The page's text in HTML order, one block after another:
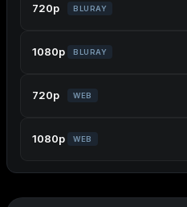
720p BLURAY
1080p BLURAY
720p WEB
1080p WEB